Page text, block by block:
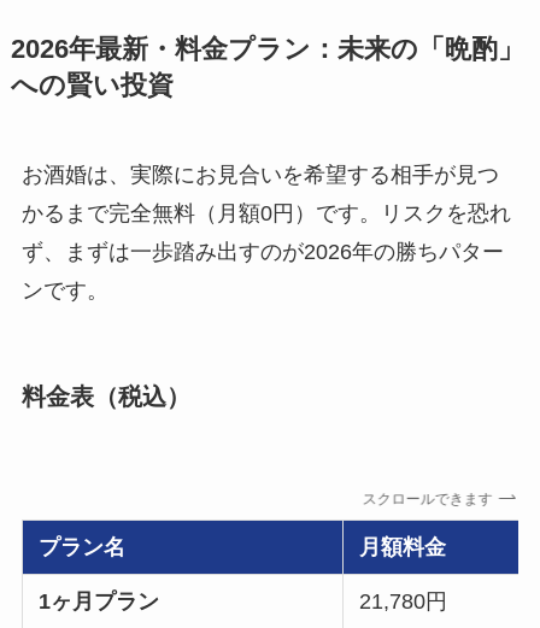
2026年最新・料金プラン：未来の「晩酌」
への賢い投資
お酒婚は、実際にお見合いを希望する相手が見つ
かるまで完全無料（月額0円）です。リスクを恐れ
ず、まずは一歩踏み出すのが2026年の勝ちパター
ンです。
料金表（税込）
スクロールできます
プラン名 月額料金
1ヶ月プラン 21,780円